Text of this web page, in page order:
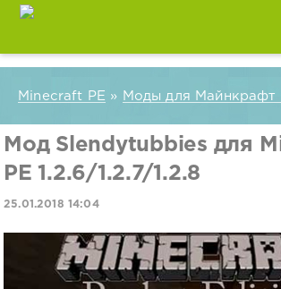
Minecraft PE » Моды для Майнкрафт
Мод Slendytubbies для
PE 1.2.6/1.2.7/1.2.8
25.01.2018 14:04